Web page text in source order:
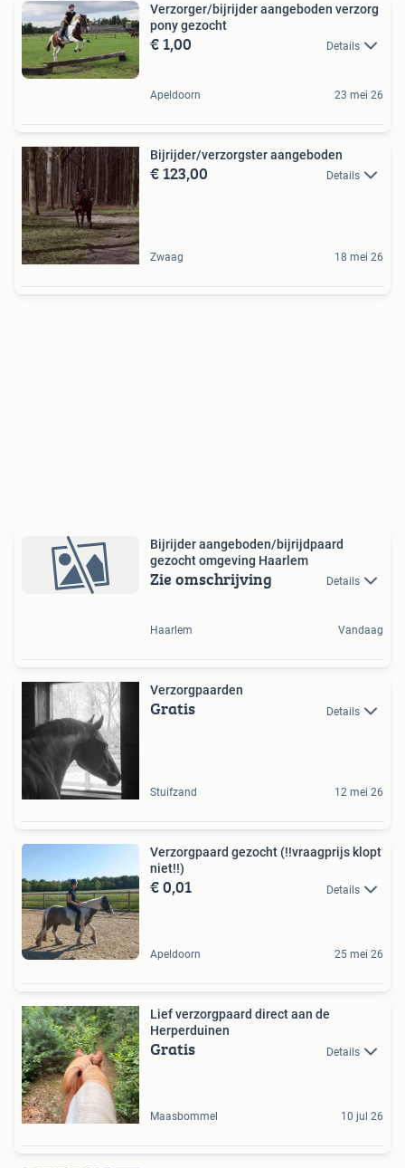
Verzorger/bijrijder aangeboden verzorg
pony gezocht
€ 1,00 Details
Apeldoorn 23 mei 26
Bijrijder/verzorgster aangeboden
€ 123,00 Details
Zwaag 18 mei 26
Bijrijder aangeboden/bijrijdpaard
gezocht omgeving Haarlem
Zie omschrijving Details
Haarlem Vandaag
Verzorgpaarden
Gratis Details
Stuifzand 12 mei 26
Verzorgpaard gezocht (!!vraagprijs klopt
niet!!)
€ 0,01 Details
Apeldoorn 25 mei 26
Lief verzorgpaard direct aan de
Herperduinen
Gratis Details
Maasbommel 10 jul 26